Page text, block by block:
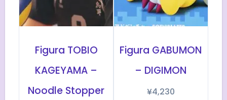
Figura TOBIO
KAGEYAMA –
Noodle Stopper
Figura GABUMON
– DIGIMON
¥4,230